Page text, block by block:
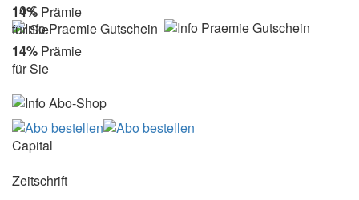
14% Prämie
für Sie
10 €
14% Prämie
für Sie
Capital
Zeitschrift